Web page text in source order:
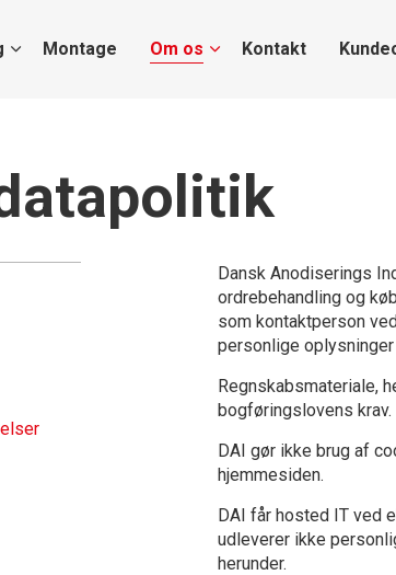
Montage Om os Kontakt
Dansk Anodiserings
ordrebehandling og
som kontaktperson
personlige
Regnskabsmateriale,
bogføringslovens krav.
DAI gør ikke brug af
hjemmesiden.
DAI får hosted IT ved
udleverer ikke
herunder.